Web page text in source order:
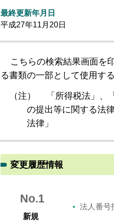
最終更新年月日
平成27年11月20日
こちらの検索結果画面を
る書類の一部として使用す
（注）
「所得税法」
の提出等に関する法
法律」
変更履歴情報
No.1
新規
法人番号